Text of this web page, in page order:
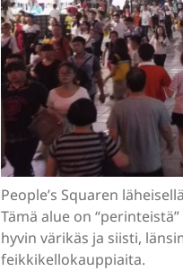
People’s Squaren
Tämä alue on
hyvin värikäs ja siisti,
feikkikellokauppiaita.